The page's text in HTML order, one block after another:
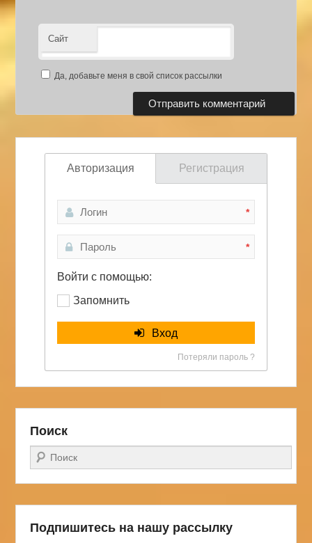
Сайт
Да, добавьте меня в свой список рассылки
Авторизация Регистрация
*
*
Войти с помощью:
Запомнить
Вход
Потеряли пароль ?
Поиск
Поиск
Подпишитесь на нашу рассылку